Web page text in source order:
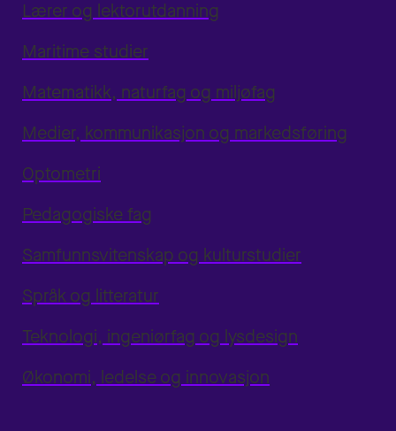
Lærer og lektorutdanning
Maritime studier
Matematikk, naturfag og miljøfag
Medier, kommunikasjon og markedsføring
Optometri
Pedagogiske fag
Samfunnsvitenskap og kulturstudier
Språk og litteratur
Teknologi, ingeniørfag og lysdesign
Økonomi, ledelse og innovasjon